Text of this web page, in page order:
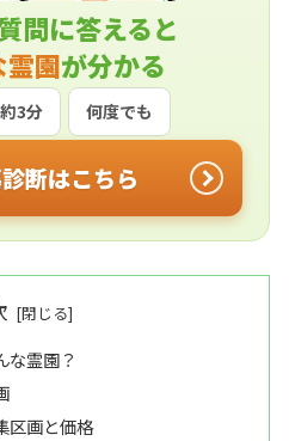
問に答えると
霊園が分かる
約3分 何度でも
断はこちら
な霊園？
区画と価格